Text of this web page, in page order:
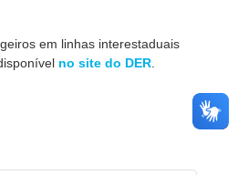
em linhas interestaduais
no site do DER